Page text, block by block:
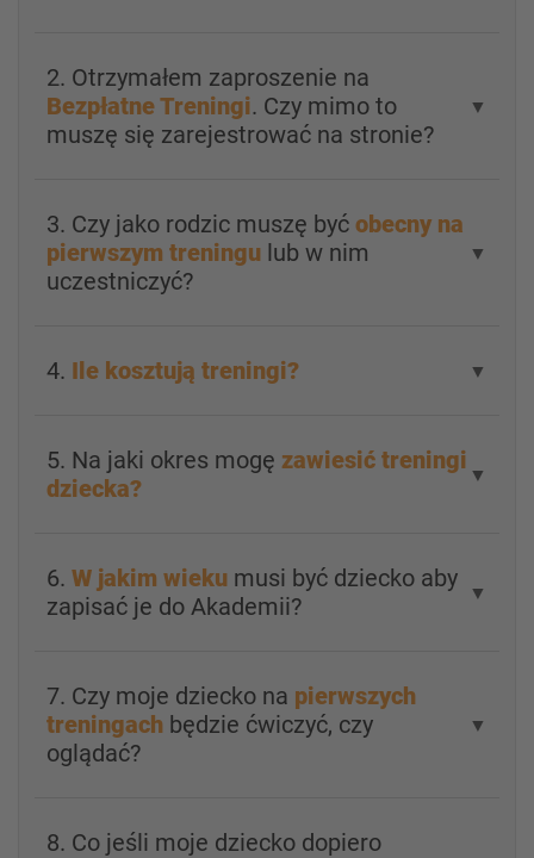
2. Otrzymałem zaproszenie na
Bezpłatne Treningi. Czy mimo to
muszę się zarejestrować na stronie?
▼
3. Czy jako rodzic muszę być obecny na
pierwszym treningu lub w nim
uczestniczyć?
▼
4. Ile kosztują treningi? ▼
5. Na jaki okres mogę zawiesić treningi
dziecka?
▼
6. W jakim wieku musi być dziecko aby
zapisać je do Akademii?
▼
7. Czy moje dziecko na pierwszych
treningach będzie ćwiczyć, czy
oglądać?
▼
8. Co jeśli moje dziecko dopiero